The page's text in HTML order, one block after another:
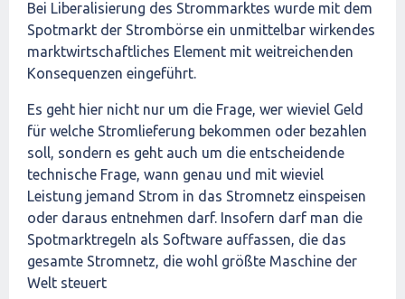
Bei Liberalisierung des Strommarktes wurde mit dem
Spotmarkt der Strombörse ein unmittelbar wirkendes
marktwirtschaftliches Element mit weitreichenden
Konsequenzen eingeführt.
Es geht hier nicht nur um die Frage, wer wieviel Geld
für welche Stromlieferung bekommen oder bezahlen
soll, sondern es geht auch um die entscheidende
technische Frage, wann genau und mit wieviel
Leistung jemand Strom in das Stromnetz einspeisen
oder daraus entnehmen darf. Insofern darf man die
Spotmarktregeln als Software auffassen, die das
gesamte Stromnetz, die wohl größte Maschine der
Welt steuert